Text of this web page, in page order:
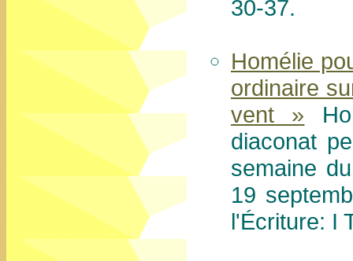
30-37.
Homélie
ordinaire
vent »
diaconat
semaine
19
l'Écriture: I